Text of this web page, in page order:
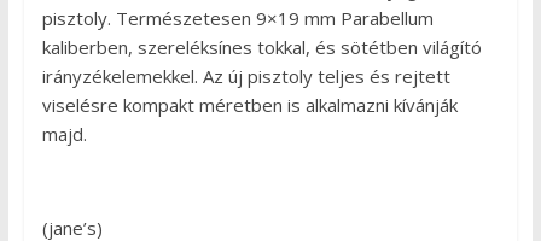
pisztoly. Természetesen 9×19 mm Parabellum
kaliberben, szereléksínes tokkal, és sötétben világító
irányzékelemekkel. Az új pisztoly teljes és rejtett
viselésre kompakt méretben is alkalmazni kívánják
majd.
(jane’s)